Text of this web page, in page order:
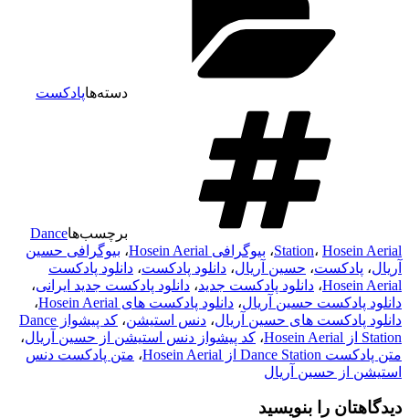
دسته‌هاپادکست
برچسب‌هاDance
Station، Hosein Aerial ، بیوگرافی Hosein Aerial ، بیوگرافی حسین
آریال، پادکست، حسین آریال، دانلود پادکست، دانلود پادکست
Hosein Aerial، دانلود پادکست جدید، دانلود پادکست جدید ایرانی،
دانلود پادکست حسین آریال، دانلود پادکست های Hosein Aerial
،
دانلود پادکست های حسین آریال، دنس استیشن،
کد پیشواز Dance
Station از Hosein Aerial
، کد پیشواز دنس استیشن از حسین آریال،
متن پادکست Dance Station از Hosein Aerial
، متن پادکست دنس
استیشن از حسین آریال
دیدگاهتان را بنویسید